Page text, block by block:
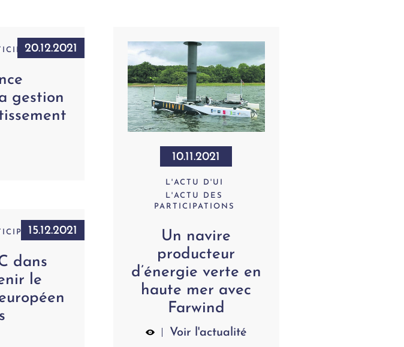
20.12.2021
gestion
15.12.2021
dans
le
10.11.2021
L'ACTU D'UI
L'ACTU DES
PARTICIPATIONS
Un navire
producteur
d’énergie verte en
haute mer avec
Farwind
Voir l'actualité